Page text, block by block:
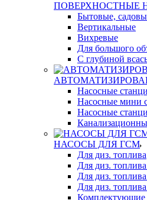
ПОВЕРХНОСТНЫЕ
Бытовые,
Вертикальные
Вихревые
Для большого
С глубиной
Насосные
Насосные мини
Насосные
НАСОСЫ ДЛЯ ГСМ
Для диз. топлива
Для диз.
Для диз.
Для диз.